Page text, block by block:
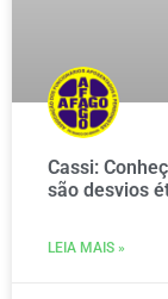
Cassi:
são desvios
LEIA MAIS »